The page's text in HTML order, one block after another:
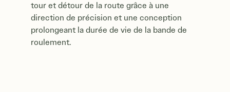
tour et détour de la route grâce à une
direction de précision et une conception
prolongeant la durée de vie de la bande de
roulement.